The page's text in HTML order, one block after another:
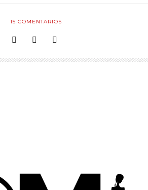
15 COMENTARIOS